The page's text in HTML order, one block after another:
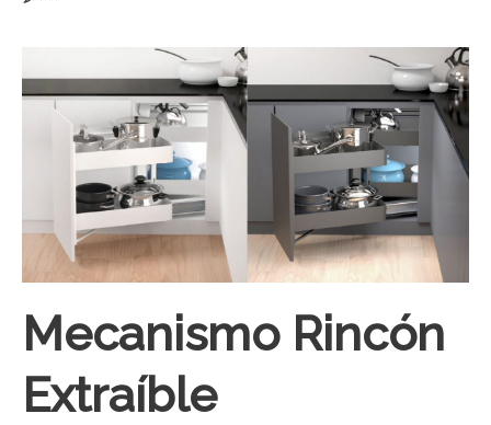
Mecanismo Rincón
Extraíble